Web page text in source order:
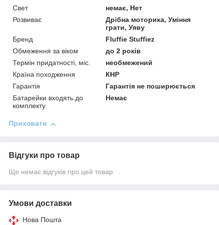
Свет
немає, Нет
Розвиває
Дрібна моторика, Уміння
грати, Уяву
Бренд
Fluffie Stuffiez
Обмеження за віком
до 2 років
Термін придатності, міс.
необмежений
Країна походження
КНР
Гарантія
Гарантія не поширюється
Батарейки входять до
комплекту
Немає
Приховати
Відгуки про товар
Ще немає відгуків про цей товар
Умови доставки
Нова Пошта